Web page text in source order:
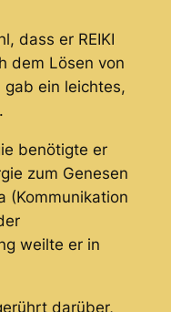
dass er REIKI
dem Lösen von
ein leichtes,
benötigte er
zum Genesen
(Kommunikation
weilte er in
darüber,